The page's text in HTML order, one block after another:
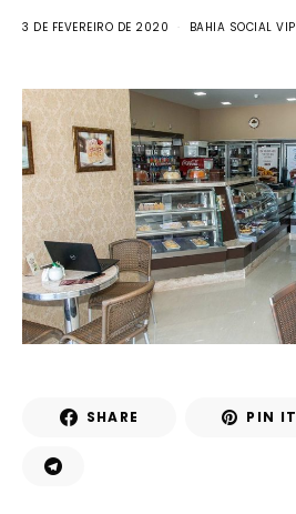
3 DE FEVEREIRO DE 2020 BAHIA SOCIAL VIP
SHARE PIN IT